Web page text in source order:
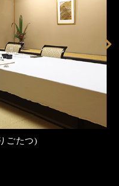
ごたつ)
ごたつ)
名様
能です。